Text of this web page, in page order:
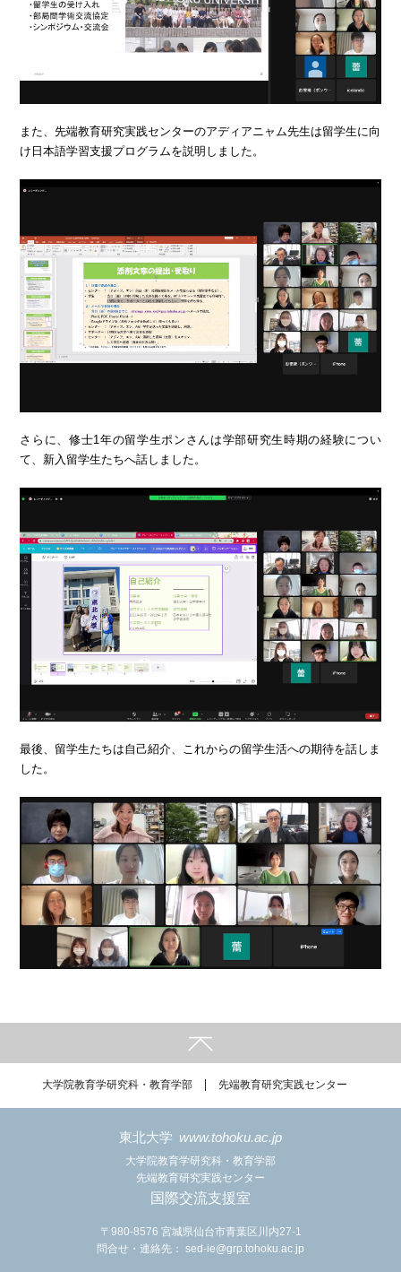
また、先端教育研究実践センターのアディアニャム先生は留学生に向
け日本語学習支援プログラムを説明しました。
さらに、修士1年の留学生ポンさんは学部研究生時期の経験につい
て、新入留学生たちへ話しました。
最後、留学生たちは自己紹介、これからの留学生活への期待を話しま
した。
大学院教育学研究科・教育学部 先端教育研究実践センター
東北大学 www.tohoku.ac.jp
大学院教育学研究科・教育学部
先端教育研究実践センター
国際交流支援室
〒980-8576 宮城県仙台市青葉区川内27-1
問合せ・連絡先： sed-ie@grp.tohoku.ac.jp